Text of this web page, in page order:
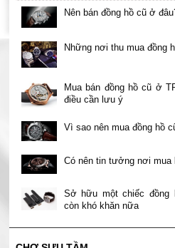
Nên bán đồng hồ cũ ở
Những nơi thu mua đồng
Mua bán đồng hồ cũ ở
điều cần lưu ý
Vì sao nên mua đồng hồ
Có nên tin tưởng nơi mua
Sở hữu một chiếc đồng
còn khó khăn nữa